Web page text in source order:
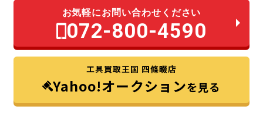
お気軽にお問い合わせください
072-800-4590
工具買取王国 四條畷店
Yahoo!オークションを見る